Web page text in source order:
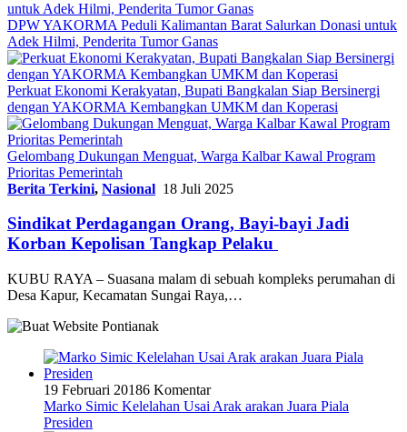
DPW YAKORMA Peduli Kalimantan Barat Salurkan Donasi untuk
Adek Hilmi, Penderita Tumor Ganas
Perkuat Ekonomi Kerakyatan, Bupati Bangkalan Siap Bersinergi
dengan YAKORMA Kembangkan UMKM dan Koperasi
Gelombang Dukungan Menguat, Warga Kalbar Kawal Program
Prioritas Pemerintah
Berita Terkini, Nasional 18 Juli 2025
Sindikat Perdagangan Orang, Bayi-bayi Jadi
Korban Kepolisan Tangkap Pelaku
KUBU RAYA – Suasana malam di sebuah kompleks perumahan di
Desa Kapur, Kecamatan Sungai Raya,…
19 Februari 20186 Komentar
Marko Simic Kelelahan Usai Arak arakan Juara Piala
Presiden